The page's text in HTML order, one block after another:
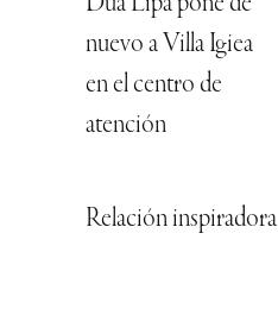
nuevo a Villa Igiea
en el centro de
atención
Relación inspiradora